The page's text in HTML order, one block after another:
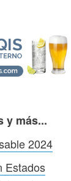
y más...
2024
Estados